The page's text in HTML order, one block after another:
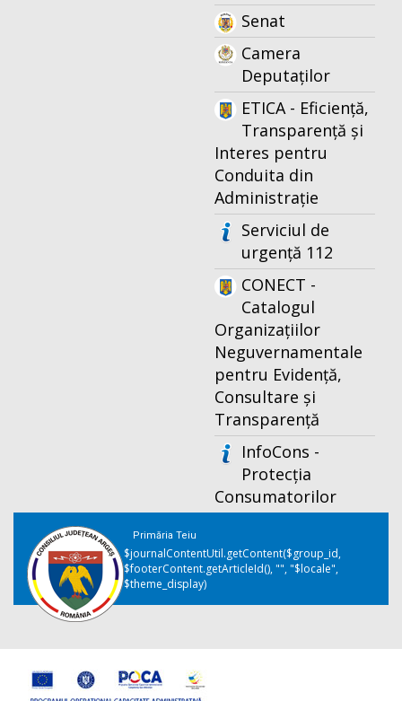
Senat
Camera
Deputaților
ETICA - Eficiență,
Transparență și
Interes pentru
Conduita din
Administrație
Serviciul de
urgență 112
CONECT -
Catalogul
Organizațiilor
Neguvernamentale
pentru Evidență,
Consultare și
Transparență
InfoCons -
Protecția
Consumatorilor
Primăria Teiu
$journalContentUtil.getContent($group_id,
$footerContent.getArticleId(), "", "$locale",
$theme_display)